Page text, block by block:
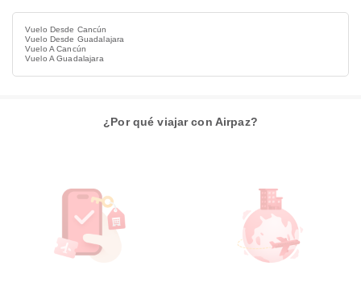
Vuelo Desde Cancún
Vuelo Desde Guadalajara
Vuelo A Cancún
Vuelo A Guadalajara
¿Por qué viajar con Airpaz?